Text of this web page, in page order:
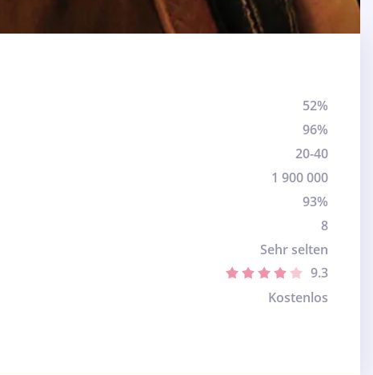
52%
96%
20-40
1 900 000
93%
8
Sehr selten
9.3
Kostenlos